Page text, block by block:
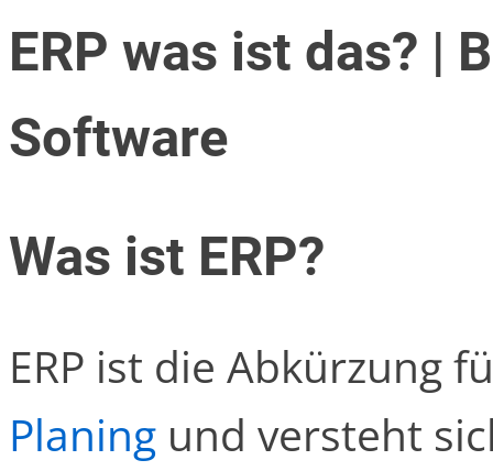
ERP was ist das? |
Software
Was ist ERP?
ERP ist die Abkürzung
Planing und versteht